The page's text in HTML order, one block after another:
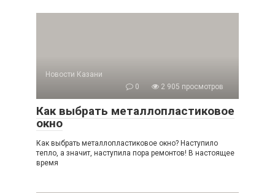
Новости Казани
0
2 905 просмотров
Как выбрать металлопластиковое
окно
Как выбрать металлопластиковое окно? Наступило
тепло, а значит, наступила пора ремонтов! В настоящее
время